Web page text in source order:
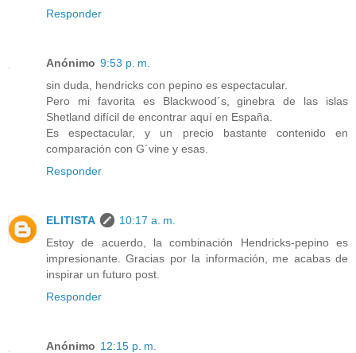
Responder
Anónimo 9:53 p. m.
sin duda, hendricks con pepino es espectacular.
Pero mi favorita es Blackwood´s, ginebra de las islas
Shetland difícil de encontrar aquí en España.
Es espectacular, y un precio bastante contenido en
comparación con G´vine y esas.
Responder
ELITISTA
10:17 a. m.
Estoy de acuerdo, la combinación Hendricks-pepino es
impresionante. Gracias por la información, me acabas de
inspirar un futuro post.
Responder
Anónimo 12:15 p. m.